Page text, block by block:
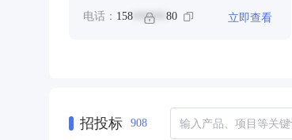
电话： 158 ****** 80 立即查看
招投标 908